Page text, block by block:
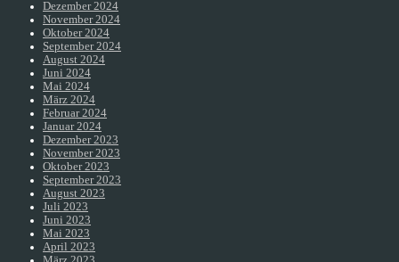
Dezember 2024
November 2024
Oktober 2024
September 2024
August 2024
Juni 2024
Mai 2024
März 2024
Februar 2024
Januar 2024
Dezember 2023
November 2023
Oktober 2023
September 2023
August 2023
Juli 2023
Juni 2023
Mai 2023
April 2023